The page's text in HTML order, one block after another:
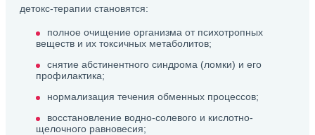
детокс-терапии становятся:
полное очищение организма от психотропных
веществ и их токсичных метаболитов;
снятие абстинентного синдрома (ломки) и его
профилактика;
нормализация течения обменных процессов;
восстановление водно-солевого и кислотно-
щелочного равновесия;